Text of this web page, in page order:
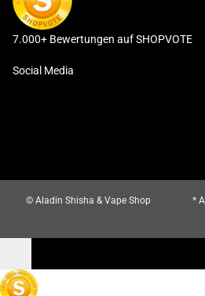
7.000+ Bewertungen auf SHOPVOTE
Social Media
© Aladin Shisha & Vape Shop
*